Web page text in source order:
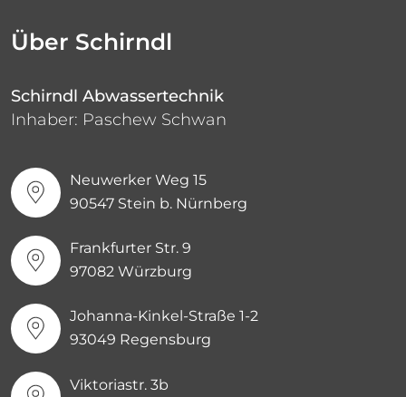
Über Schirndl
Schirndl Abwassertechnik
Inhaber: Paschew Schwan
Neuwerker Weg 15
90547 Stein b. Nürnberg
Frankfurter Str. 9
97082 Würzburg
Johanna-Kinkel-Straße 1-2
93049 Regensburg
Viktoriastr. 3b